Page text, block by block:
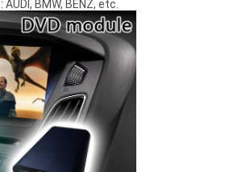
BMW, BENZ, etc.